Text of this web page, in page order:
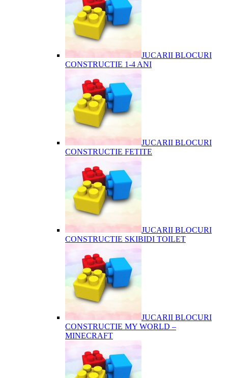
JUCARII BLOCURI
CONSTRUCTIE 1-4 ANI
JUCARII BLOCURI
CONSTRUCTIE FETITE
JUCARII BLOCURI
CONSTRUCTIE SKIBIDI TOILET
JUCARII BLOCURI
CONSTRUCTIE MY WORLD –
MINECRAFT